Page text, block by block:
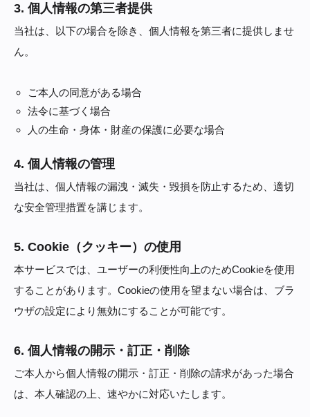
3. 個人情報の第三者提供
当社は、以下の場合を除き、個人情報を第三者に提供しませ
ん。
ご本人の同意がある場合
法令に基づく場合
人の生命・身体・財産の保護に必要な場合
4. 個人情報の管理
当社は、個人情報の漏洩・滅失・毀損を防止するため、適切
な安全管理措置を講じます。
5. Cookie（クッキー）の使用
本サービスでは、ユーザーの利便性向上のためCookieを使用
することがあります。Cookieの使用を望まない場合は、ブラ
ウザの設定により無効にすることが可能です。
6. 個人情報の開示・訂正・削除
ご本人から個人情報の開示・訂正・削除の請求があった場合
は、本人確認の上、速やかに対応いたします。